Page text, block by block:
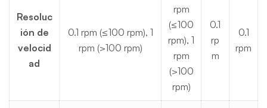
Resoluc
ión de
velocid
ad
0.1 rpm (≤100 rpm), 1
rpm (>100 rpm)
rpm
(≤100
rpm), 1
rpm
(>100
rpm)
0.1
rp
m
0.1
rpm